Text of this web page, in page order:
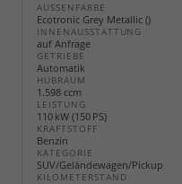
AUSSENFARBE
Ecotronic Grey Metallic ()
INNENAUSSTATTUNG
auf Anfrage
GETRIEBE
Automatik
HUBRAUM
1.598 ccm
LEISTUNG
110 kW (150 PS)
KRAFTSTOFF
Benzin
KATEGORIE
SUV/Geländewagen/Pickup
KILOMETERSTAND